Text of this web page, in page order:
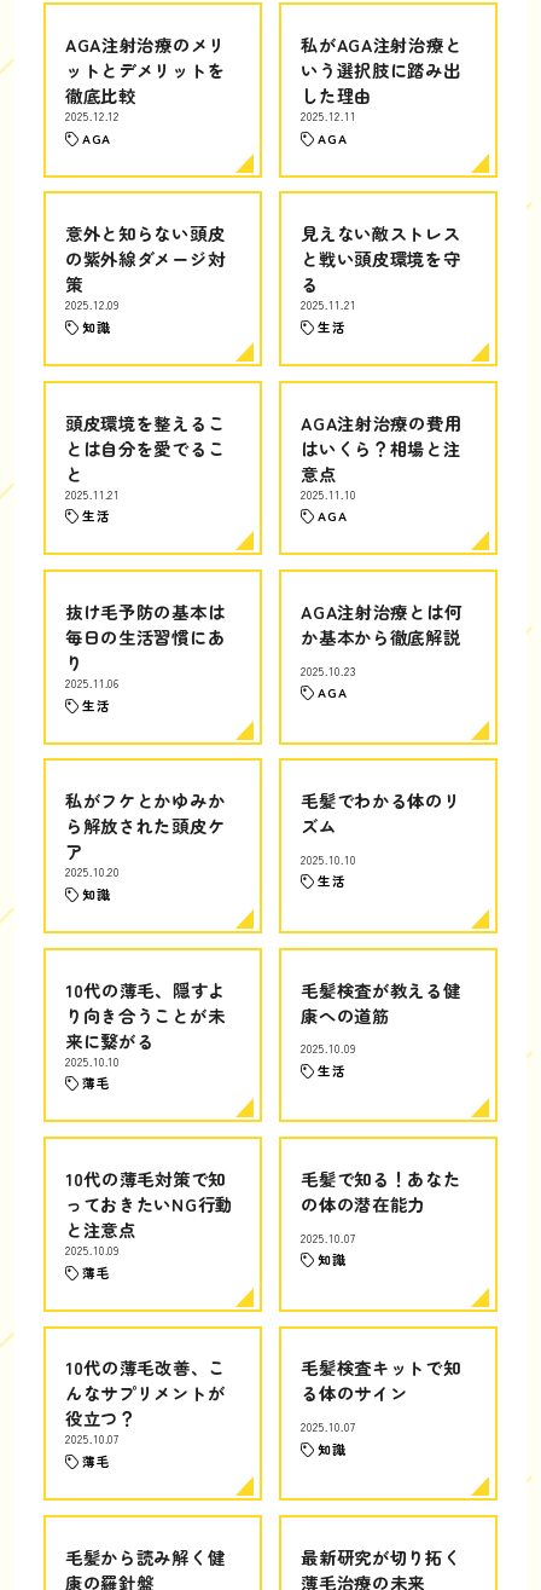
AGA注射治療のメリ
ットとデメリットを
徹底比較
2025.12.12
AGA
私がAGA注射治療と
いう選択肢に踏み出
した理由
2025.12.11
AGA
意外と知らない頭皮
の紫外線ダメージ対
策
2025.12.09
知識
見えない敵ストレス
と戦い頭皮環境を守
る
2025.11.21
生活
頭皮環境を整えるこ
とは自分を愛でるこ
と
2025.11.21
生活
AGA注射治療の費用
はいくら？相場と注
意点
2025.11.10
AGA
抜け毛予防の基本は
毎日の生活習慣にあ
り
2025.11.06
生活
AGA注射治療とは何
か基本から徹底解説
2025.10.23
AGA
私がフケとかゆみか
ら解放された頭皮ケ
ア
2025.10.20
知識
毛髪でわかる体のリ
ズム
2025.10.10
生活
10代の薄毛、隠すよ
り向き合うことが未
来に繋がる
2025.10.10
薄毛
毛髪検査が教える健
康への道筋
2025.10.09
生活
10代の薄毛対策で知
っておきたいNG行動
と注意点
2025.10.09
薄毛
毛髪で知る！あなた
の体の潜在能力
2025.10.07
知識
10代の薄毛改善、こ
んなサプリメントが
役立つ？
2025.10.07
薄毛
毛髪検査キットで知
る体のサイン
2025.10.07
知識
毛髪から読み解く健
康の羅針盤
最新研究が切り拓く
薄毛治療の未来